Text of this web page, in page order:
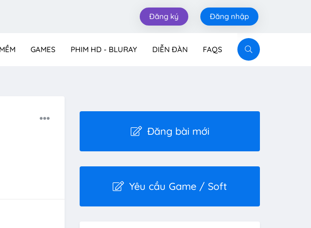
Đăng ký Đăng nhập
GAMES PHIM HD - BLURAY DIỄN ĐÀN FAQS
Đăng bài mới
Yêu cầu Game / Soft